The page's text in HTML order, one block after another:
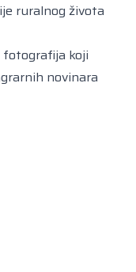
ruralnog života
fotografija koji
novinara